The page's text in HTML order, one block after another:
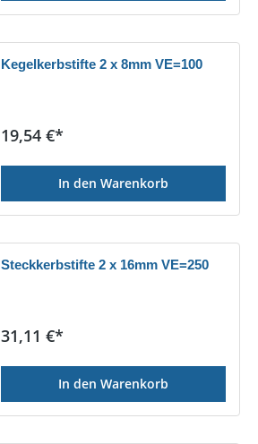
Kegelkerbstifte 2 x 8mm VE=100
Regulärer Preis:
19,54 €*
In den Warenkorb
Steckkerbstifte 2 x 16mm VE=250
Regulärer Preis:
31,11 €*
In den Warenkorb